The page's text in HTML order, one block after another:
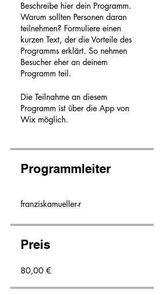
Beschreibe hier dein Programm.
Warum sollten Personen daran
teilnehmen? Formuliere einen
kurzen Text, der die Vorteile des
Programms erklärt. So nehmen
Besucher eher an deinem
Programm teil.
Die Teilnahme an diesem
Programm ist über die App von
Wix möglich.
Programmleiter
franziskamueller-r
Preis
80,00 €